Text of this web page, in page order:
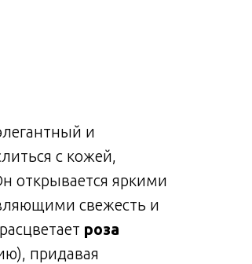
и
с кожей,
открывается яркими
свежесть и
роза
придавая